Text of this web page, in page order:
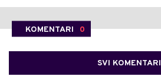
KOMENTARI 0
SVI KOMENTARI